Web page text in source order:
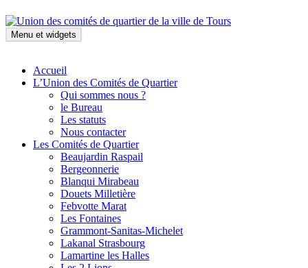
au
contenu
de la ville de Tours
Menu et widgets
Accueil
L’Union des Comités de Quartier
Qui sommes nous ?
le Bureau
Les statuts
Nous contacter
Les Comités de Quartier
Beaujardin Raspail
Bergeonnerie
Blanqui Mirabeau
Douets Milletière
Febvotte Marat
Les Fontaines
Grammont-Sanitas-Michelet
Lakanal Strasbourg
Lamartine les Halles